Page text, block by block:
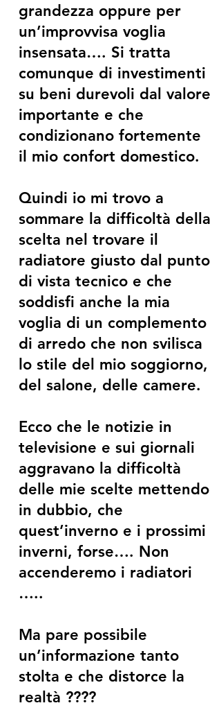
grandezza oppure per
un’improvvisa voglia
insensata…. Si tratta
comunque di investimenti
su beni durevoli dal valore
importante e che
condizionano fortemente
il mio confort domestico.
Quindi io mi trovo a
sommare la difficoltà della
scelta nel trovare il
radiatore giusto dal punto
di vista tecnico e che
soddisfi anche la mia
voglia di un complemento
di arredo che non svilisca
lo stile del mio soggiorno,
del salone, delle camere.
Ecco che le notizie in
televisione e sui giornali
aggravano la difficoltà
delle mie scelte mettendo
in dubbio, che
quest’inverno e i prossimi
inverni, forse…. Non
accenderemo i radiatori
…..
Ma pare possibile
un’informazione tanto
stolta e che distorce la
realtà ????